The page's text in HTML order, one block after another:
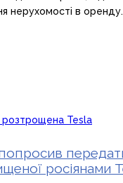
нерухомості в
росіянами